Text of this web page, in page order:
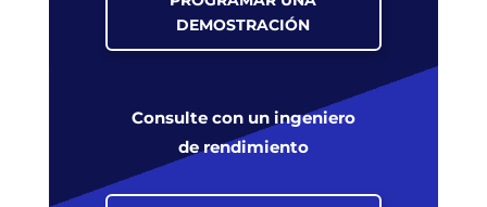
DEMOSTRACIÓN
Consulte con un ingeniero
de rendimiento